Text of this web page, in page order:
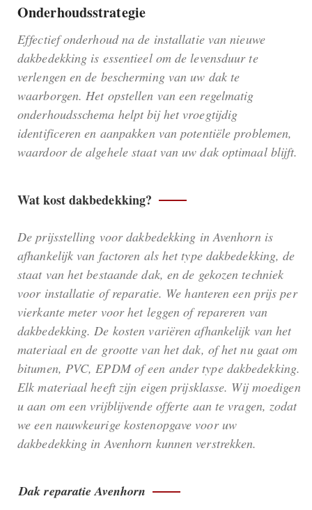
Onderhoudsstrategie
Effectief onderhoud na de installatie van nieuwe
dakbedekking is essentieel om de levensduur te
verlengen en de bescherming van uw dak te
waarborgen. Het opstellen van een regelmatig
onderhoudsschema helpt bij het vroegtijdig
identificeren en aanpakken van potentiële problemen,
waardoor de algehele staat van uw dak optimaal blijft.
Wat kost dakbedekking?
De prijsstelling voor dakbedekking in Avenhorn is
afhankelijk van factoren als het type dakbedekking, de
staat van het bestaande dak, en de gekozen techniek
voor installatie of reparatie. We hanteren een prijs per
vierkante meter voor het leggen of repareren van
dakbedekking. De kosten variëren afhankelijk van het
materiaal en de grootte van het dak, of het nu gaat om
bitumen, PVC, EPDM of een ander type dakbedekking.
Elk materiaal heeft zijn eigen prijsklasse. Wij moedigen
u aan om een vrijblijvende offerte aan te vragen, zodat
we een nauwkeurige kostenopgave voor uw
dakbedekking in Avenhorn kunnen verstrekken.
Dak reparatie Avenhorn